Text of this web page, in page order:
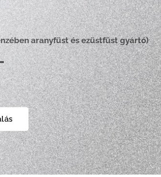
aranyfüst és ezüstfüst gyártó)